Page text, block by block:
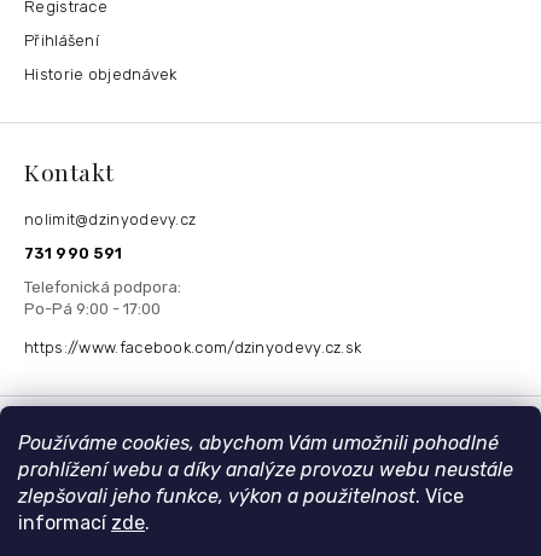
Používáme cookies, abychom Vám umožnili pohodlné
prohlížení webu a díky analýze provozu webu neustále
zlepšovali jeho funkce, výkon a použitelnost. Více
informací zde.
Registrace
Přihlášení
Historie objednávek
Kontakt
nolimit@dzinyodevy.cz
731 990 591
https://www.facebook.com/dzinyodevy.cz.sk
Přijímáme online platby